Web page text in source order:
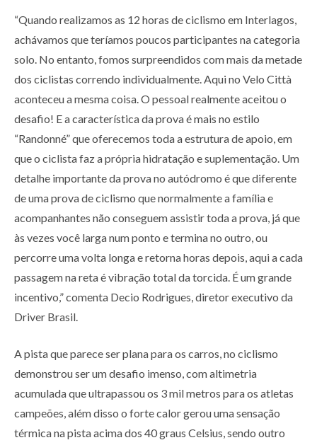
“Quando realizamos as 12 horas de ciclismo em Interlagos,
achávamos que teríamos poucos participantes na categoria
solo. No entanto, fomos surpreendidos com mais da metade
dos ciclistas correndo individualmente. Aqui no Velo Città
aconteceu a mesma coisa. O pessoal realmente aceitou o
desafio! E a característica da prova é mais no estilo
“Randonné” que oferecemos toda a estrutura de apoio, em
que o ciclista faz a própria hidratação e suplementação. Um
detalhe importante da prova no autódromo é que diferente
de uma prova de ciclismo que normalmente a família e
acompanhantes não conseguem assistir toda a prova, já que
às vezes você larga num ponto e termina no outro, ou
percorre uma volta longa e retorna horas depois, aqui a cada
passagem na reta é vibração total da torcida. É um grande
incentivo,” comenta Decio Rodrigues, diretor executivo da
Driver Brasil.
A pista que parece ser plana para os carros, no ciclismo
demonstrou ser um desafio imenso, com altimetria
acumulada que ultrapassou os 3 mil metros para os atletas
campeões, além disso o forte calor gerou uma sensação
térmica na pista acima dos 40 graus Celsius, sendo outro